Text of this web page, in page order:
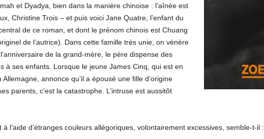
et Dyadya, bien dans la manière chinoise : l’aînée est
Christine Trois – et puis voici Jane Quatre, l’enfant du
de ce roman, et dont le prénom chinois est Chuang
de l’autrice). Dans cette famille très unie, on vénère
de la grand-mère, le père dispense des
à ses enfants. Lorsque le jeune James Cinq, qui est en
annonce qu’il a épousé une fille d’origine
parents, c’est la catastrophe. L’intruse est aussitôt
l’aide d’étranges couleurs allégoriques, volontairement excessives, semble-t-il :